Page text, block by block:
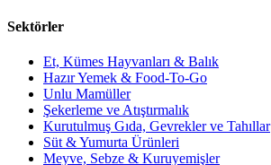
Sektörler
Et, Kümes Hayvanları & Balık
Hazır Yemek & Food-To-Go
Unlu Mamüller
Şekerleme ve Atıştırmalık
Kurutulmuş Gıda, Gevrekler ve Tahıllar
Süt & Yumurta Ürünleri
Meyve, Sebze & Kuruyemişler